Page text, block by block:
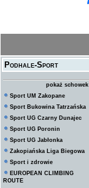
Podhale-Sport
pokaż schowek
Sport UM Zakopane
Sport Bukowina Tatrzańska
Sport UG Czarny Dunajec
Sport UG Poronin
Sport UG Jabłonka
Zakopiańska Liga Biegowa
Sport i zdrowie
EUROPEAN CLIMBING
ROUTE